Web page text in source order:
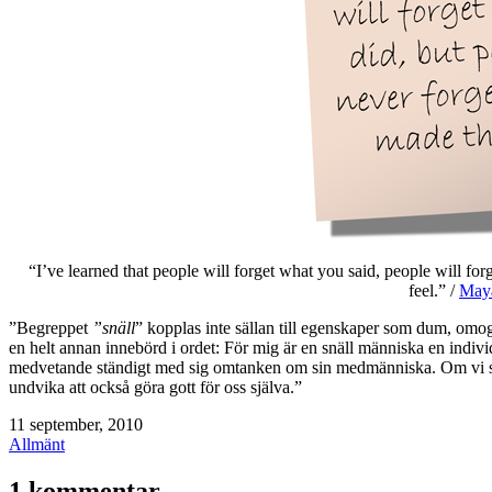
“I’ve learned that people will forget what you said, people will
feel.” /
”Begreppet ”snäll” kopplas inte sällan till egenskaper som dum,
en helt annan innebörd i ordet: För mig är en snäll människa en
medvetande ständigt med sig omtanken om sin medmänniska. Om
undvika att också göra gott för oss själva.”
Publicerat
den
11 september, 2010
Kategoriserat
Allmänt